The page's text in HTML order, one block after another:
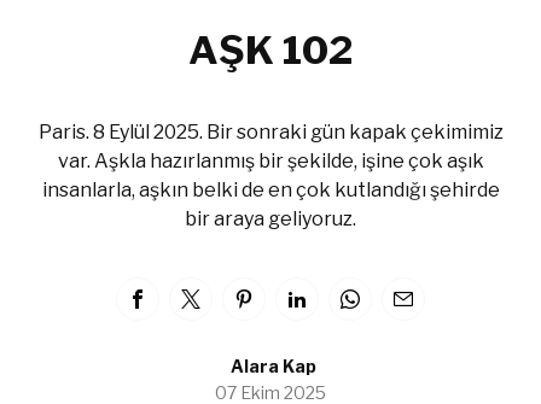
AŞK 102
Paris. 8 Eylül 2025. Bir sonraki gün kapak çekimimiz
var. Aşkla hazırlanmış bir şekilde, işine çok aşık
insanlarla, aşkın belki de en çok kutlandığı şehirde
bir araya geliyoruz.
Alara Kap
07 Ekim 2025